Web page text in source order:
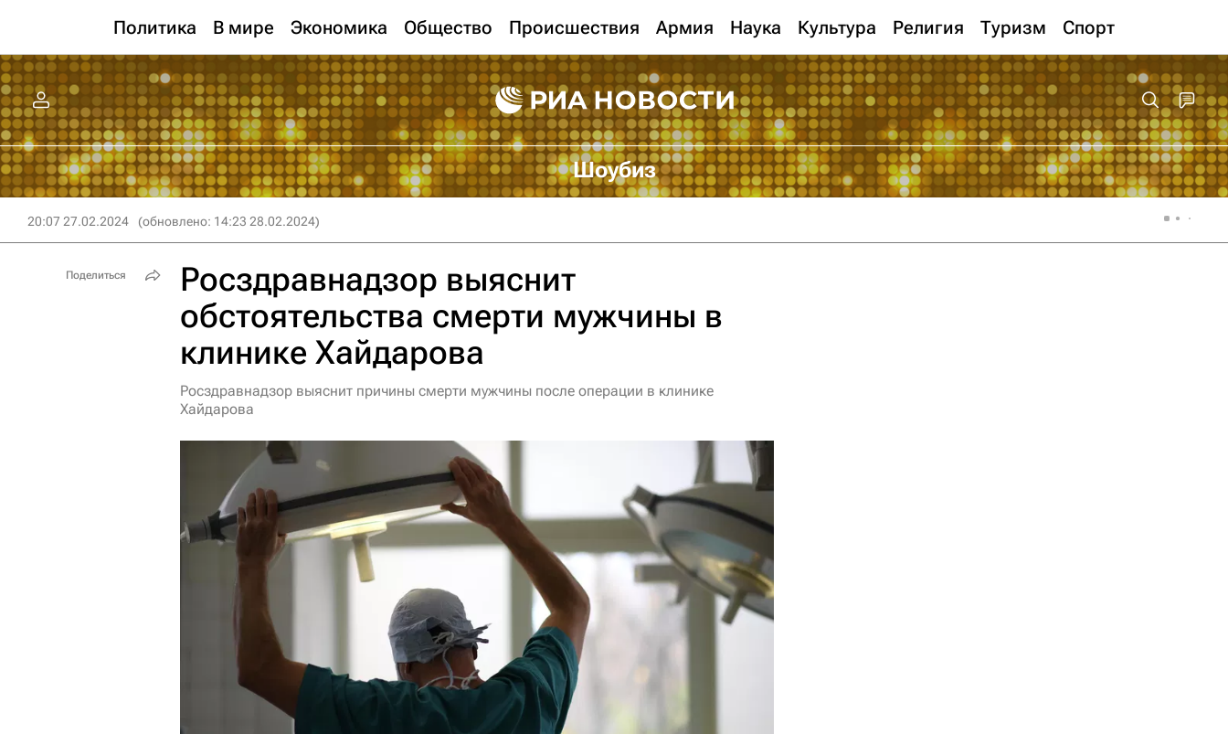
Политика В мире Экономика Общество Происшествия Армия Наука Культура Религия Туризм Спорт
Шоубиз
20:07 27.02.2024 (обновлено: 14:23 28.02.2024)
Росздравнадзор выяснит
обстоятельства смерти мужчины в
клинике Хайдарова
Росздравнадзор выяснит причины смерти мужчины после операции в клинике
Хайдарова
Поделиться